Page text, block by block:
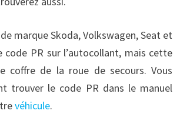
marque Skoda, Volkswagen, Seat et
code PR sur l’autocollant, mais cette
coffre de la roue de secours. Vous
trouver le code PR dans le manuel
véhicule.